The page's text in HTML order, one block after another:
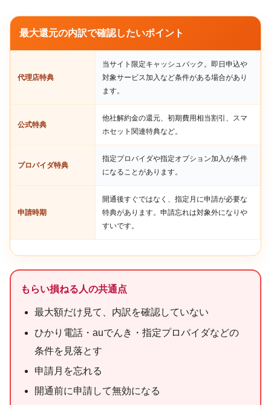
最大還元の内訳で確認したいポイント
代理店特典
当サイト限定キャッシュバック。即日申込や
対象サービス加入など条件がある場合があり
ます。
公式特典
他社解約金の還元、初期費用相当割引、スマ
ホセット関連特典など。
プロバイダ特典
指定プロバイダや指定オプション加入が条件
になることがあります。
申請時期
開通後すぐではなく、指定月に申請が必要な
特典があります。申請忘れは対象外になりや
すいです。
もらい損ねる人の共通点
最大額だけ見て、内訳を確認していない
ひかり電話・auでんき・指定プロバイダなどの
条件を見落とす
申請月を忘れる
開通前に申請して無効になる